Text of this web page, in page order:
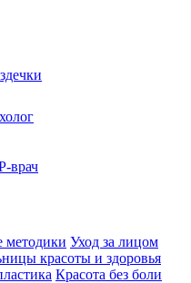
врач
Уход за лицом
красоты и здоровья
Красота без боли